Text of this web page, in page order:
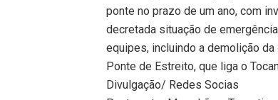
ponte no prazo de um ano, com
decretada situação de
equipes, incluindo a demolição
Ponte de Estreito, que liga o
Divulgação/ Redes Socias